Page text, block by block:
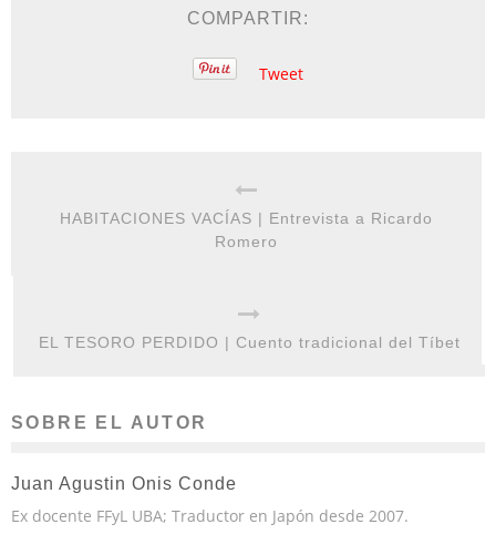
COMPARTIR:
Tweet
HABITACIONES VACÍAS | Entrevista a Ricardo
Romero
EL TESORO PERDIDO | Cuento tradicional del Tíbet
SOBRE EL AUTOR
Juan Agustin Onis Conde
Ex docente FFyL UBA; Traductor en Japón desde 2007.